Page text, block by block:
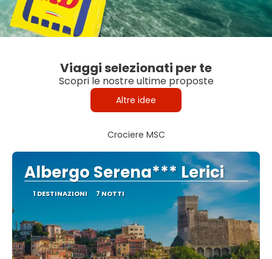
Viaggi selezionati per te
Scopri le nostre ultime proposte
Altre idee
Crociere MSC
Albergo Serena*** Lerici
1 DESTINAZIONI 7 NOTTI